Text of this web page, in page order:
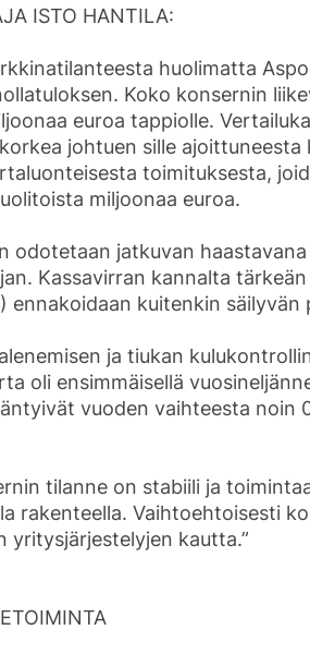
ISTO HANTILA:
huolimatta
Koko konsernin
euroa tappiolle.
johtuen sille ajoittuneesta
toimituksesta,
miljoonaa euroa.
odotetaan jatkuvan
Kassavirran kannalta
ennakoidaan kuitenkin säilyvän
ja tiukan
oli ensimmäisellä
vuoden vaihteesta noin
tilanne on stabiili ja
rakenteella. Vaihtoehtoisesti
yritysjärjestelyjen kautta.”